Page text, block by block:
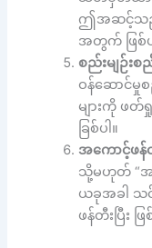
ဤအဆင့်သည်
အတွက် ဖြစ်
စည်းမျဉ်းစ
ဝန်ဆောင်မှု
များကို ဖတ်
ခြစ်ပါ။
အကောင့်ဖန်
သို့မဟုတ် “အ
ယခုအခါ သင်
ဖန်တီးပြီး ဖြ